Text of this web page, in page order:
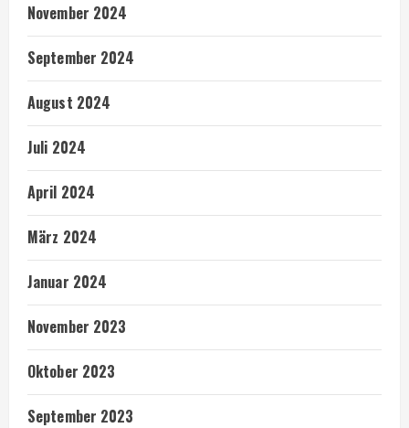
November 2024
September 2024
August 2024
Juli 2024
April 2024
März 2024
Januar 2024
November 2023
Oktober 2023
September 2023